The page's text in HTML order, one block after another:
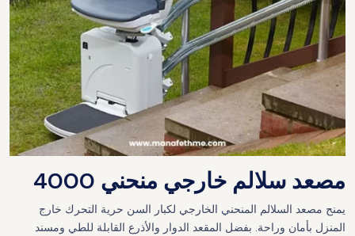
مصعد سلالم خارجي منحني 4000
يمنح مصعد السلالم المنحني الخارجي لكبار السن حرية التحرك خارج
المنزل بأمان وراحة. بفضل المقعد الدوار والأذرع القابلة للطي ومسند